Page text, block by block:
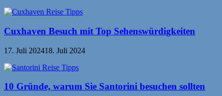
Cuxhaven Besuch mit Top Sehenswürdigkeiten
17. Juli 202418. Juli 2024
10 Gründe, warum Sie Santorini besuchen sollten